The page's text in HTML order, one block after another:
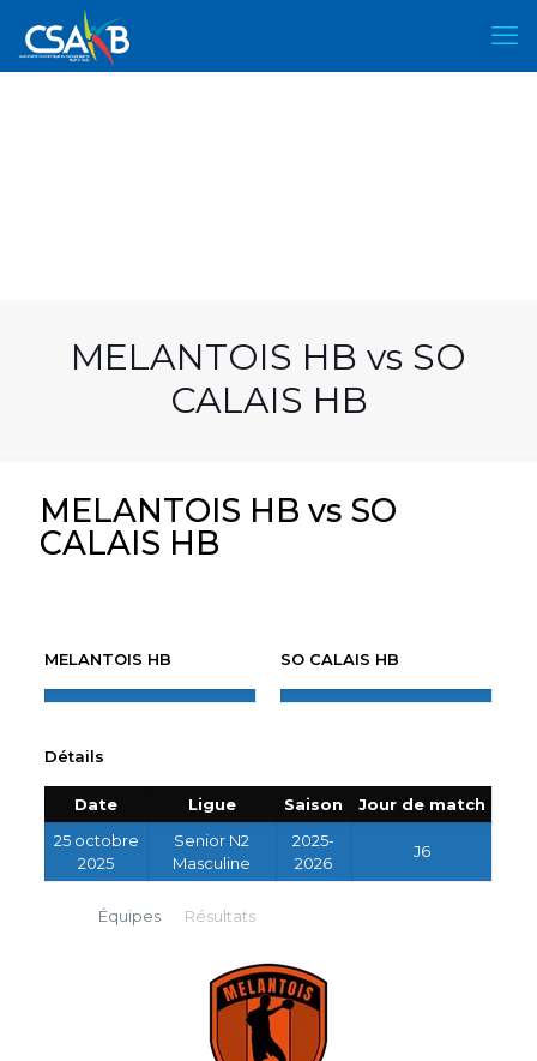
MELANTOIS HB vs SO
CALAIS HB
MELANTOIS HB vs SO
CALAIS HB
MELANTOIS HB SO CALAIS HB
Détails
Date Ligue Saison
Jour de match
25 octobre
2025
Senior N2
Masculine
2025-
2026
J6
Équipes Résultats